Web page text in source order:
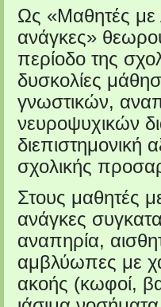
Ως «Μαθητές με
ανάγκες»
περίοδο της
δυσκολίες
γνωστικών,
νευροψυχικών
διεπιστημονική
σχολικής
Στους μαθητές
ανάγκες
αναπηρία,
αμβλύωπες με
ακοής (κωφοί,